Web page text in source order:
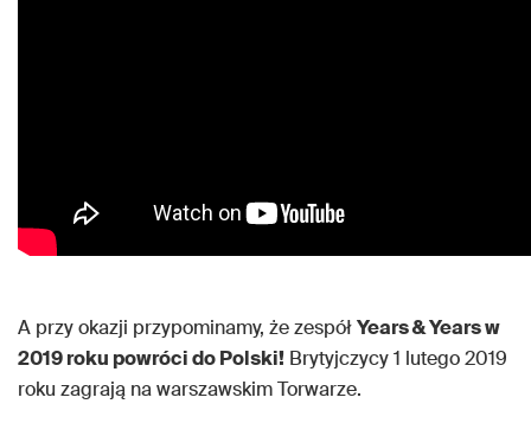
A przy okazji przypominamy, że zespółYears & Years w
2019 roku powróci do Polski! Brytyjczycy 1 lutego 2019
roku zagrają na warszawskim Torwarze.